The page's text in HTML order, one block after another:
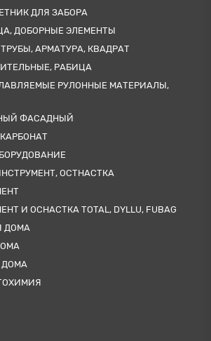
ДЛЯ ЗАБОРА
ДОБОРНЫЕ ЭЛЕМЕНТЫ
АРМАТУРА, КВАДРАТ
РАБИЦА
РУЛОННЫЕ МАТЕРИАЛЫ,
ФАСАДНЫЙ
ОСТНАСТКА
И ОСНАСТКА TOTAL, DYLLU, FUBAG
ДОМА
ДОМА